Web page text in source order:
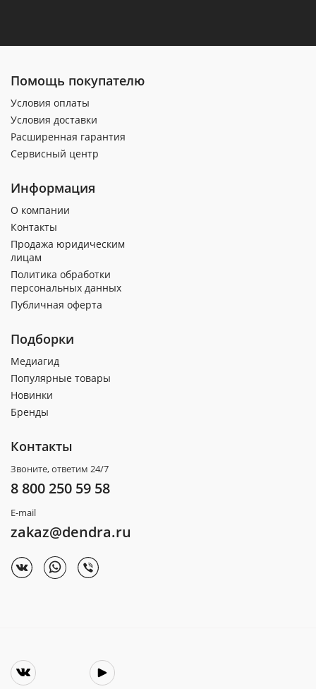
Помощь покупателю
Условия оплаты
Условия доставки
Расширенная гарантия
Сервисный центр
Информация
О компании
Контакты
Продажа юридическим
лицам
Политика обработки
персональных данных
Публичная оферта
Подборки
Медиагид
Популярные товары
Новинки
Бренды
Контакты
Звоните, ответим 24/7
8 800 250 59 58
E-mail
zakaz@dendra.ru